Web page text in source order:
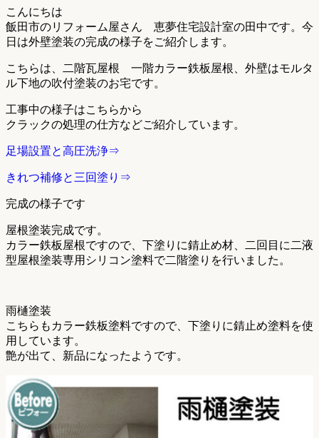
こんにちは
飯田市のリフォーム屋さん 恵夢住宅設計室の田中です。今
日は外壁塗装の完成の様子をご紹介します。
こちらは、二階瓦屋根 一階カラー鉄板屋根、外壁はモルタ
ル下地の吹付塗装のお宅です。
工事中の様子はこちらから
クラックの処理の仕方などご紹介しています。
足場設置と高圧洗浄⇒
きれつ補修と三回塗り⇒
完成の様子です
屋根塗装完成です。
カラー鉄板屋根ですので、下塗りに錆止め材、二回目に二液
型屋根塗装専用シリコン塗料で二階塗りを行いました。
雨樋塗装
こちらもカラー鉄板塗料ですので、下塗りに錆止め塗料を使
用しています。
艶が出て、新品になったようです。